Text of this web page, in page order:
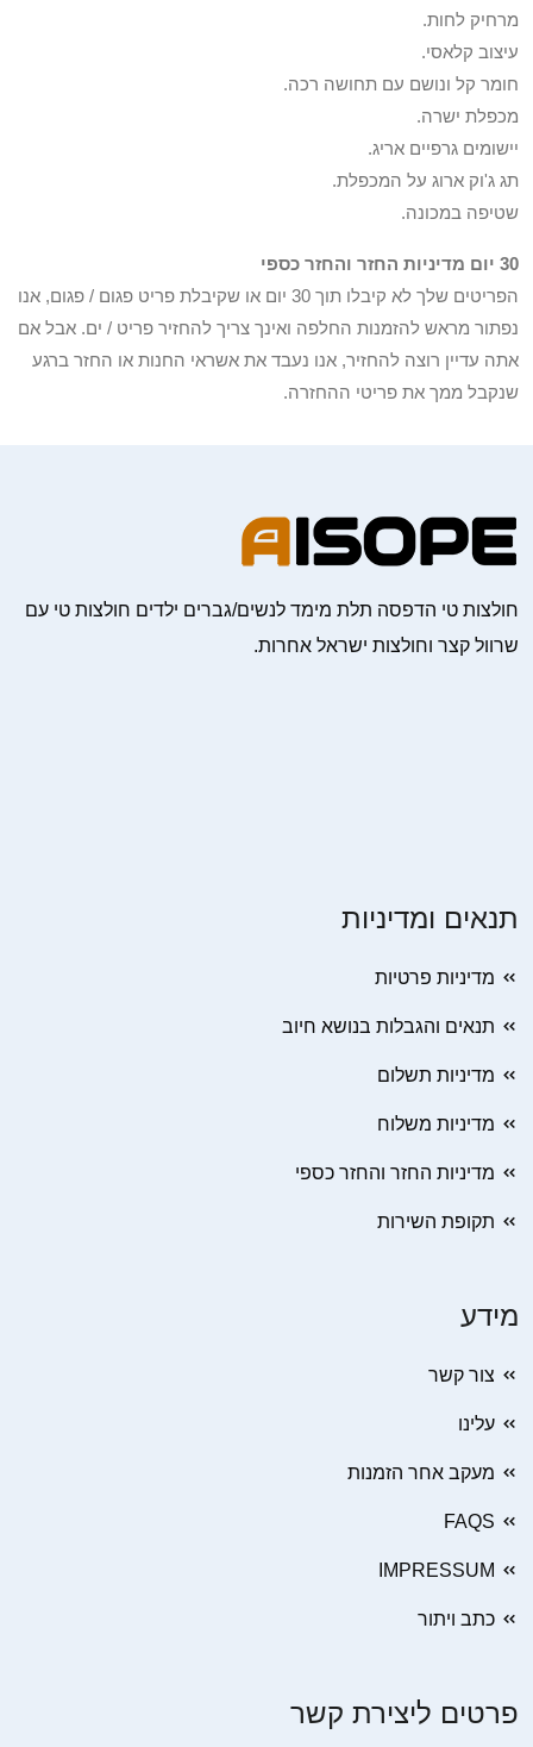
מרחיק לחות.
עיצוב קלאסי.
חומר קל ונושם עם תחושה רכה.
מכפלת ישרה.
יישומים גרפיים אריג.
תג ג'וק ארוג על המכפלת.
שטיפה במכונה.
30 יום מדיניות החזר והחזר כספי
הפריטים שלך לא קיבלו תוך 30 יום או שקיבלת פריט פגום / פגום, אנו
נפתור מראש להזמנות החלפה ואינך צריך להחזיר פריט / ים. אבל אם
אתה עדיין רוצה להחזיר, אנו נעבד את אשראי החנות או החזר ברגע
שנקבל ממך את פריטי ההחזרה.
חולצות טי הדפסה תלת מימד לנשים/גברים ילדים חולצות טי עם
שרוול קצר וחולצות ישראל אחרות.
תנאים ומדיניות
מדיניות פרטיות
תנאים והגבלות בנושא חיוב
מדיניות תשלום
מדיניות משלוח
מדיניות החזר והחזר כספי
תקופת השירות
מידע
צור קשר
עלינו
מעקב אחר הזמנות
FAQS
IMPRESSUM
כתב ויתור
פרטים ליצירת קשר